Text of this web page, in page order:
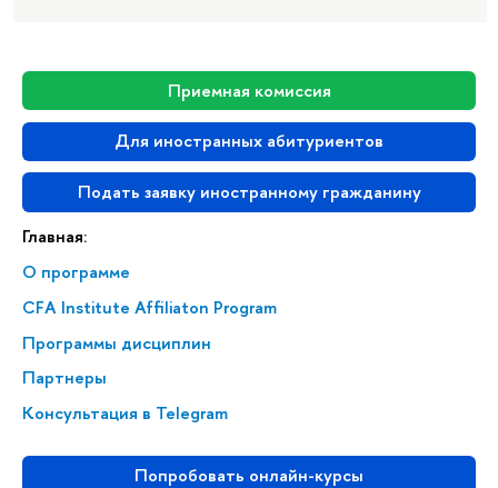
Приемная комиссия
Для иностранных абитуриентов
Подать заявку иностранному гражданину
Главная:
О программе
CFA Institute Affiliaton Program
Программы дисциплин
Партнеры
Консультация в Telegram
Попробовать онлайн-курсы